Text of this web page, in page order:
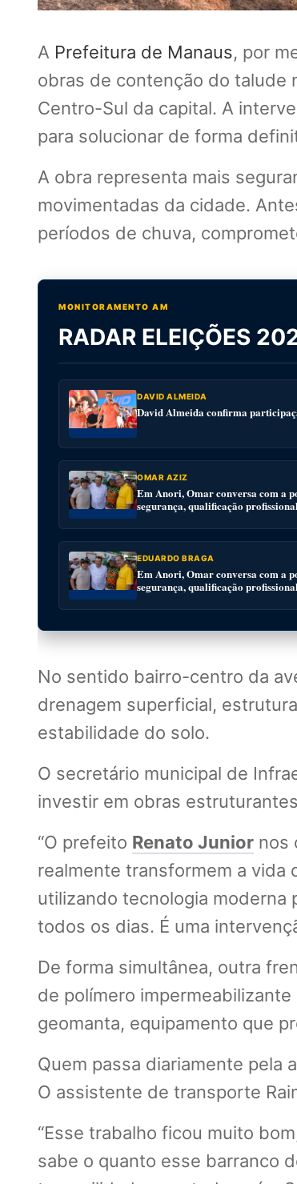
A Prefeitura de Manaus, por
obras de contenção do talude
Centro-Sul da capital. A
para solucionar de forma
A obra representa mais
movimentadas da cidade.
períodos de chuva,
MONITORAMENTO AM
RADAR ELEIÇÕES
DAVID ALMEIDA
David Almeida confirma
OMAR AZIZ
Em Anori, Omar conversa com a
segurança, qualificação
EDUARDO BRAGA
Em Anori, Omar conversa com a
segurança, qualificação
No sentido bairro-centro da
drenagem superficial,
estabilidade do solo.
O secretário municipal de
investir em obras
“O prefeito Renato Junior nos
realmente transformem a vida
utilizando tecnologia moderna
todos os dias. É uma
De forma simultânea, outra
de polímero
geomanta, equipamento que
Quem passa diariamente pela
O assistente de transporte
“Esse trabalho ficou muito
sabe o quanto esse barranco